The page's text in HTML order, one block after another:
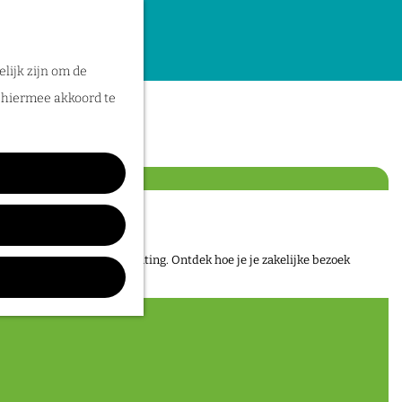
zijn om de
akkoord te
comfortabele overnachting. Ontdek hoe je je zakelijke bezoek